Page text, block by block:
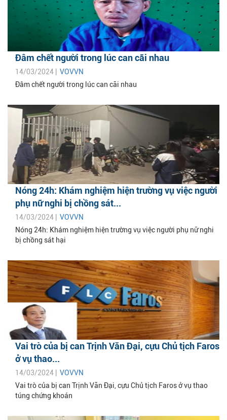
Đâm chết người trong lúc can cãi nhau
14/03/2024 | VOVVN
Đâm chết người trong lúc can cãi nhau
Nóng 24h: Khám nghiệm hiện trường vụ việc người
phụ nữ nghi bị chồng sát...
14/03/2024 | VOVVN
Nóng 24h: Khám nghiệm hiện trường vụ việc người phụ nữ nghi
bị chồng sát hại
Vai trò của bị can Trịnh Văn Đại, cựu Chủ tịch Faros
ở vụ thao...
14/03/2024 | VOVVN
Vai trò của bị can Trịnh Văn Đại, cựu Chủ tịch Faros ở vụ thao
túng chứng khoán